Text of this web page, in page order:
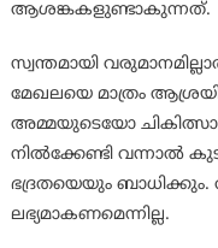
ആശങ്കകളുണ്ടാകുന്നത്.
സ്വന്തമായി
മേഖലയെ മാത്രം
അമ്മയുടെയോ
നില്‍ക്കേണ്ടി വന്നാല്‍
ഭദ്രതയെയും ബാധിക്കും.
ലഭ്യമാകണമെന്നില്ല.